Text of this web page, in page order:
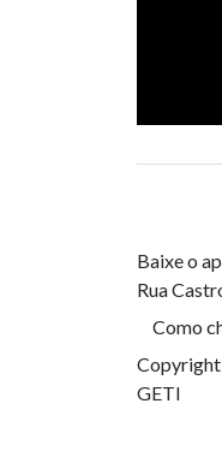
Baixe o
Rua
Como
Copyright
GETI